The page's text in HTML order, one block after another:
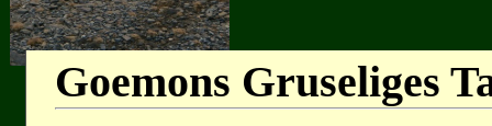
Goemons Gruseliges